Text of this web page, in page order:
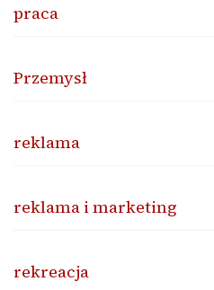
praca
Przemysł
reklama
reklama i marketing
rekreacja